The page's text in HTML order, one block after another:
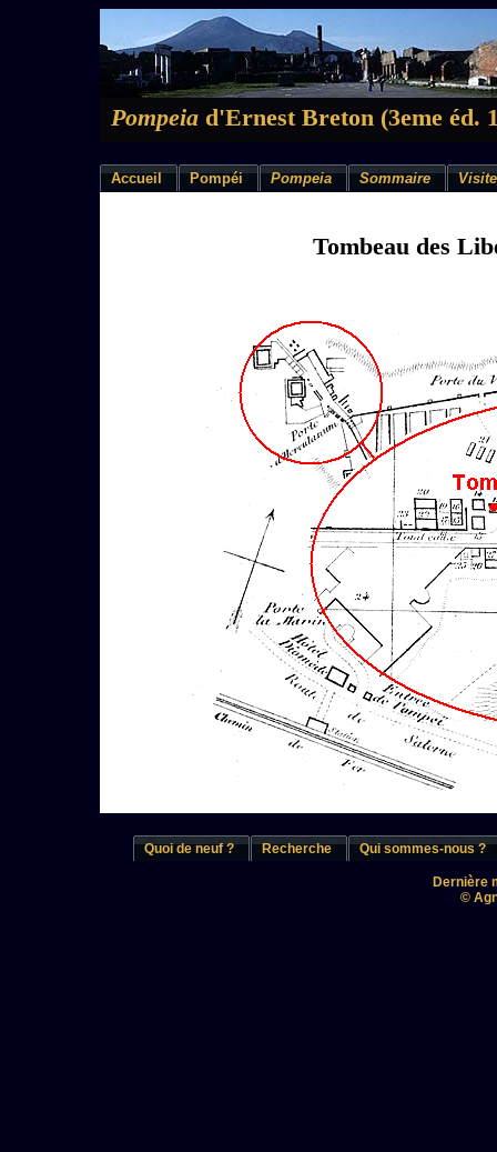
Pompeia d'Ernest Breton (3eme éd.
Accueil Pompéi Pompeia Sommaire Visite
Tombeau des
Quoi de neuf ? Recherche Qui sommes-nous ?
Dernière
©